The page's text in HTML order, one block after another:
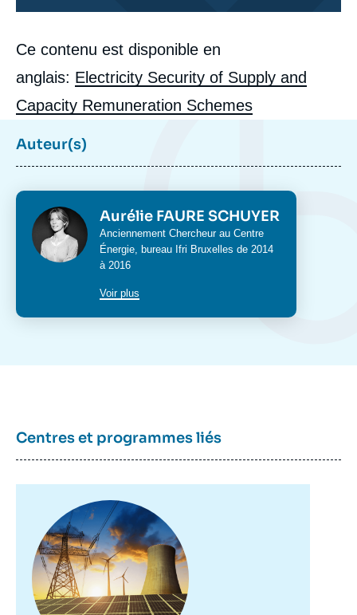
Corps
analyses
Ce contenu est disponible en
anglais: Electricity Security of Supply and
Capacity Remuneration Schemes
Auteur(s)
Photo Aurélie FAURE SCHUYER
Intitulé
du
poste
Anciennement Chercheur au Centre
Énergie, bureau Ifri Bruxelles de 2014
à 2016
Voir plus
Centres et programmes liés
principale